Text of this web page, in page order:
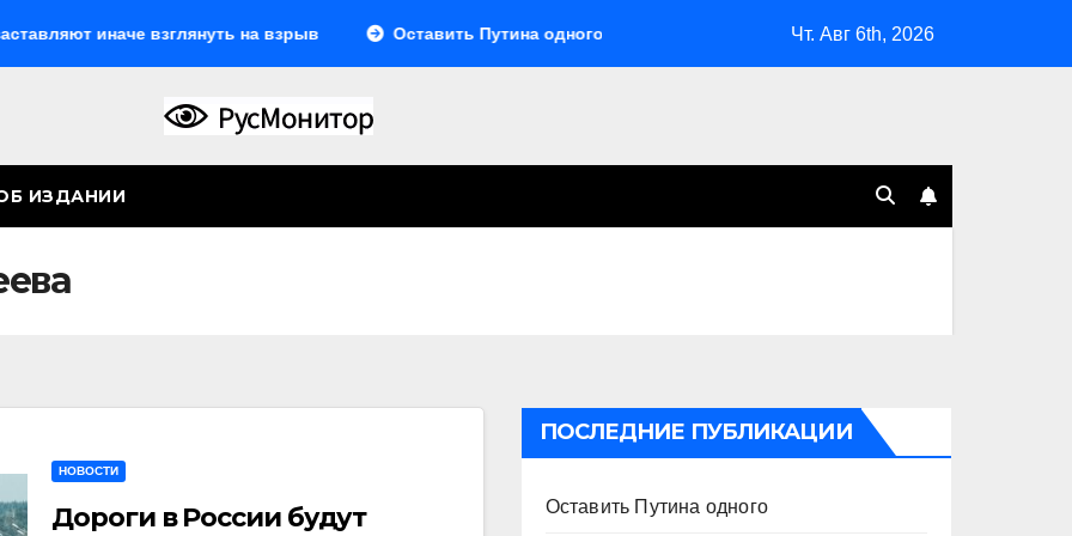
взглянуть на взрыв Оставить Путина одного Система больше не монолитна Мэрская отповедь
Чт. Авг 6th, 2026
ИЗДАНИИ
НОВОСТИ
Дороги в России будут
ПОСЛЕДНИЕ ПУБЛИКАЦИИ
Оставить Путина одного